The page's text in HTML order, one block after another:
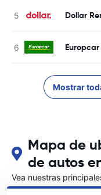
Dollar
Europcar
Mostrar
Mapa de
de autos
Vea nuestras
Kuwait